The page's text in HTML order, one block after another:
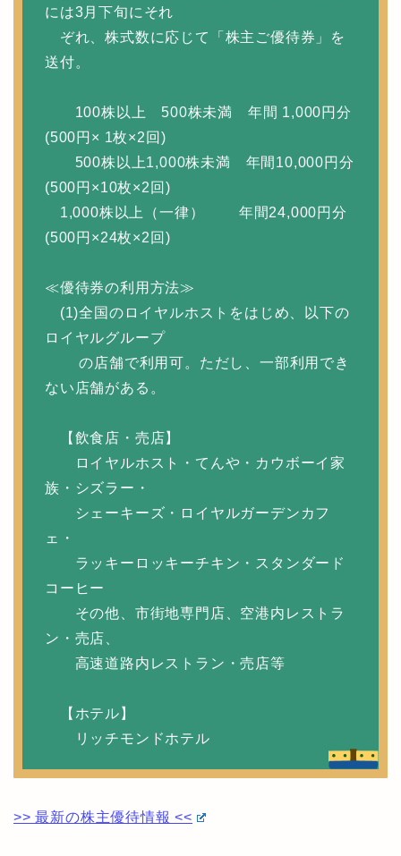
には3月下旬にそれ
ぞれ、株式数に応じて「株主ご優待券」を
送付。
100株以上 500株未満 年間 1,000円分
(500円× 1枚×2回)
500株以上1,000株未満 年間10,000円分
(500円×10枚×2回)
1,000株以上（一律） 年間24,000円分
(500円×24枚×2回)
≪優待券の利用方法≫
(1)全国のロイヤルホストをはじめ、以下の
ロイヤルグループ
の店舗で利用可。ただし、一部利用でき
ない店舗がある。
【飲食店・売店】
ロイヤルホスト・てんや・カウボーイ家
族・シズラー・
シェーキーズ・ロイヤルガーデンカフ
ェ・
ラッキーロッキーチキン・スタンダード
コーヒー
その他、市街地専門店、空港内レストラ
ン・売店、
高速道路内レストラン・売店等
【ホテル】
リッチモンドホテル
>> 最新の株主優待情報 <<